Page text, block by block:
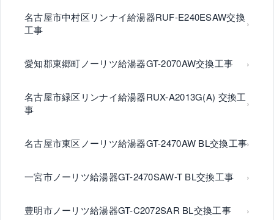
名古屋市中村区リンナイ給湯器RUF-E240ESAW交換
工事
愛知郡東郷町ノーリツ給湯器GT-2070AW交換工事
名古屋市緑区リンナイ給湯器RUX-A2013G(A) 交換工
事
名古屋市東区ノーリツ給湯器GT-2470AW BL交換工事
一宮市ノーリツ給湯器GT-2470SAW-T BL交換工事
豊明市ノーリツ給湯器GT-C2072SAR BL交換工事